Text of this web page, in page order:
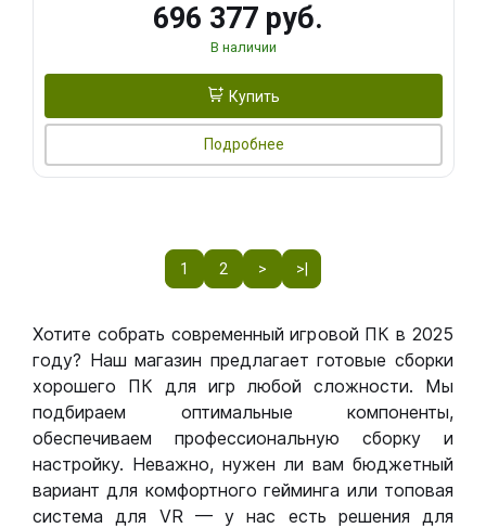
696 377 руб.
В наличии
Купить
Подробнее
1 2 > >|
Хотите собрать современный игровой ПК в 2025
году? Наш магазин предлагает готовые сборки
хорошего ПК для игр любой сложности. Мы
подбираем оптимальные компоненты,
обеспечиваем профессиональную сборку и
настройку. Неважно, нужен ли вам бюджетный
вариант для комфортного гейминга или топовая
система для VR — у нас есть решения для